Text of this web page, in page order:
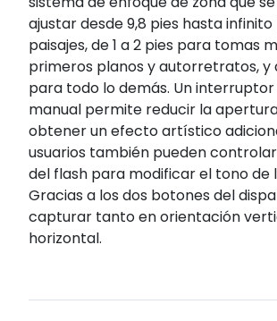
ajustar desde 9,8 pies hasta
paisajes, de 1 a 2 pies para tomas
primeros planos y autorretratos, y
para todo lo demás. Un
manual permite reducir la
obtener un efecto artístico
usuarios también pueden
del flash para modificar el tono de
Gracias a los dos botones del
capturar tanto en orientación
horizontal.